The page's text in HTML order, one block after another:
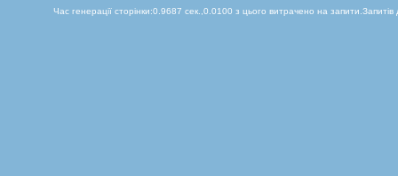
Час генерації сторінки:0.9687 сек.,0.0100 з цього витрачено на